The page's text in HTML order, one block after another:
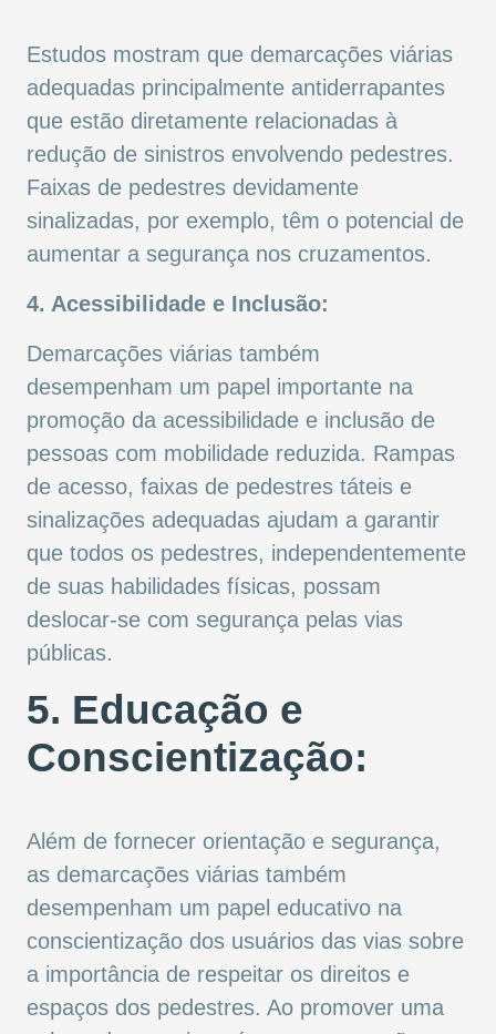
Estudos mostram que demarcações viárias
adequadas principalmente antiderrapantes
que estão diretamente relacionadas à
redução de sinistros envolvendo pedestres.
Faixas de pedestres devidamente
sinalizadas, por exemplo, têm o potencial de
aumentar a segurança nos cruzamentos.
4. Acessibilidade e Inclusão:
Demarcações viárias também
desempenham um papel importante na
promoção da acessibilidade e inclusão de
pessoas com mobilidade reduzida. Rampas
de acesso, faixas de pedestres táteis e
sinalizações adequadas ajudam a garantir
que todos os pedestres, independentemente
de suas habilidades físicas, possam
deslocar-se com segurança pelas vias
públicas.
5. Educação e
Conscientização:
Além de fornecer orientação e segurança,
as demarcações viárias também
desempenham um papel educativo na
conscientização dos usuários das vias sobre
a importância de respeitar os direitos e
espaços dos pedestres. Ao promover uma